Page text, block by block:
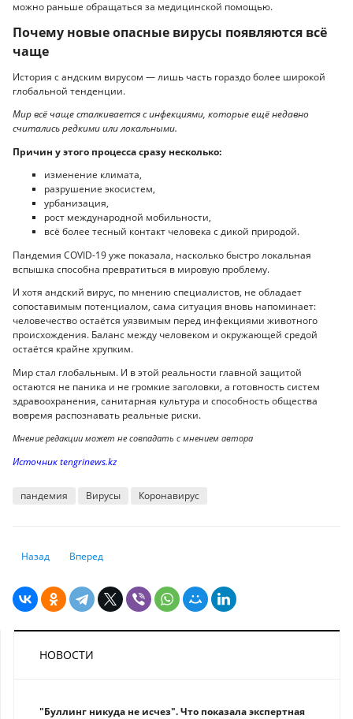
можно раньше обращаться за медицинской помощью.
Почему новые опасные вирусы появляются всё
чаще
История с андским вирусом — лишь часть гораздо более широкой
глобальной тенденции.
Мир всё чаще сталкивается с инфекциями, которые ещё недавно
считались редкими или локальными.
Причин у этого процесса сразу несколько:
изменение климата,
разрушение экосистем,
урбанизация,
рост международной мобильности,
всё более тесный контакт человека с дикой природой.
Пандемия COVID-19 уже показала, насколько быстро локальная
вспышка способна превратиться в мировую проблему.
И хотя андский вирус, по мнению специалистов, не обладает
сопоставимым потенциалом, сама ситуация вновь напоминает:
человечество остаётся уязвимым перед инфекциями животного
происхождения. Баланс между человеком и окружающей средой
остаётся крайне хрупким.
Мир стал глобальным. И в этой реальности главной защитой
остаются не паника и не громкие заголовки, а готовность систем
здравоохранения, санитарная культура и способность общества
вовремя распознавать реальные риски.
Мнение редакции может не совпадать с мнением автора
Источник tengrinews.kz
пандемия Вирусы Коронавирус
Предыдущий: Эксперты оценили эффект от новой модели
Назад Следующий: Трамп начал внеплановую замену доллара
Вперед
НОВОСТИ
"Буллинг никуда не исчез". Что показала экспертная